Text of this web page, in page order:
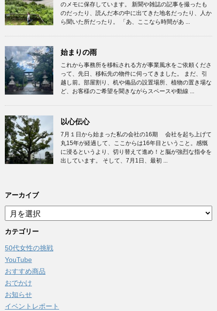
のメモに保存しています。 新聞や雑誌の記事を撮ったも
のだったり、読んだ本の中に出てきた地名だったり、人か
ら聞いた所だったり。 「あ、ここなら時間があ ...
始まりの雨
これから事務所を移転される方が事業風水をご依頼くださ
って、先日、移転先の物件に伺ってきました。 まだ、引
越し前。部屋割り、机や備品の設置場所、植物の置き場な
ど、お客様のご希望を聞きながらスペースや動線 ...
以心伝心
7月１日から始まった私の会社の16期 会社を起ち上げて
丸15年が経過して、ここからは16年目ということ。感慨
に浸るというより、切り替えて進め！と脳が強烈な指令を
出しています。 そして、7月1日、最初 ...
アーカイブ
ア
ー
カ
ブ
カテゴリー
50代女性の挑戦
YouTube
おすすめ商品
おでかけ
お知らせ
イベントレポート